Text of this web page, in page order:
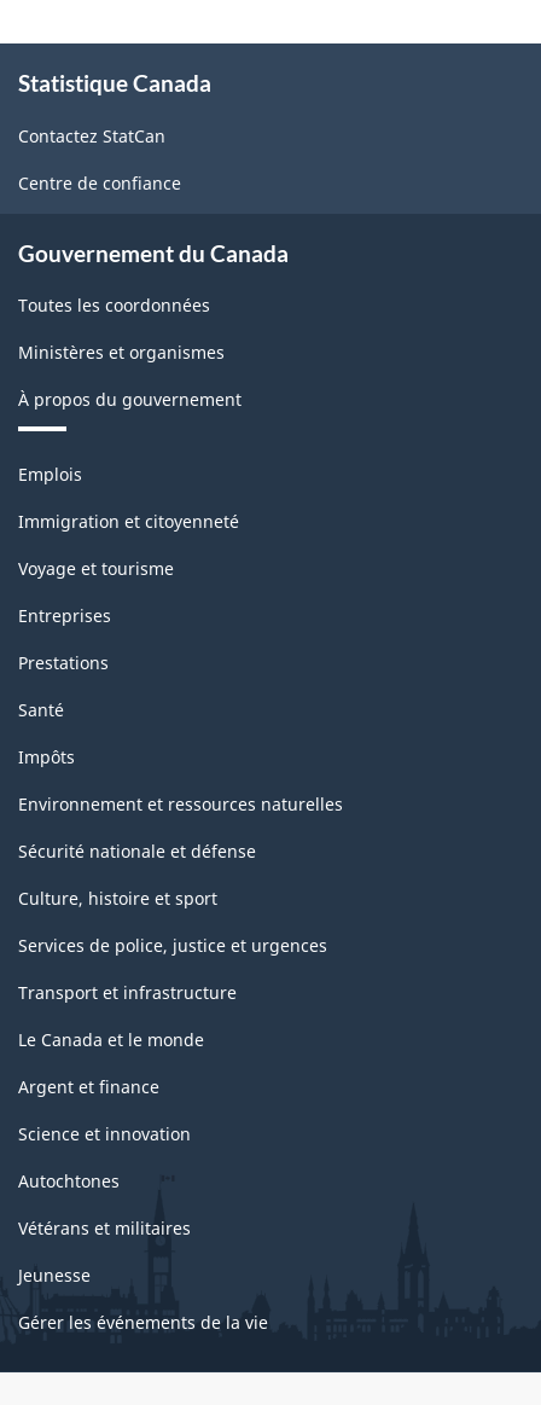
propos
ce
site
Statistique Canada
Contactez StatCan
Centre de confiance
Gouvernement du Canada
Toutes les coordonnées
Ministères et organismes
À propos du gouvernement
Thèmes
sujets
Emplois
Immigration et citoyenneté
Voyage et tourisme
Entreprises
Prestations
Santé
Impôts
Environnement et ressources naturelles
Sécurité nationale et défense
Culture, histoire et sport
Services de police, justice et urgences
Transport et infrastructure
Le Canada et le monde
Argent et finance
Science et innovation
Autochtones
Vétérans et militaires
Jeunesse
Gérer les événements de la vie